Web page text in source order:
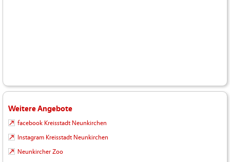
Weitere Angebote
facebook Kreisstadt Neunkirchen
Instagram Kreisstadt Neunkirchen
Neunkircher Zoo